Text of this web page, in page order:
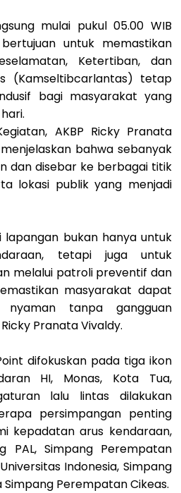
mulai pukul 05.00 WIB
untuk memastikan
Ketertiban, dan
(Kamseltibcarlantas) tetap
bagi masyarakat yang
AKBP Ricky Pranata
menjelaskan bahwa sebanyak
dan disebar ke berbagai titik
lokasi publik yang menjadi
lapangan bukan hanya untuk
tetapi juga untuk
melalui patroli preventif dan
masyarakat dapat
nyaman tanpa gangguan
Pranata Vivaldy.
difokuskan pada tiga ikon
HI, Monas, Kota Tua,
lalu lintas dilakukan
persimpangan penting
kepadatan arus kendaraan,
PAL, Simpang Perempatan
Indonesia, Simpang
Simpang Perempatan Cikeas.